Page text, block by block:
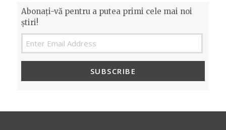
Abonați-vă pentru a putea primi cele mai noi
știri!
SUBSCRIBE